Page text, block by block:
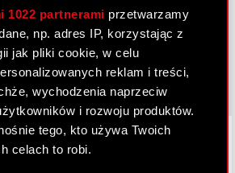
1022 partnerami przetwarzamy
np. adres IP, korzystając z
jak pliki cookie, w celu
reklam i treści,
wychodzenia naprzeciw
i rozwoju produktów.
tego, kto używa Twoich
celach to robi.
LinkedIn